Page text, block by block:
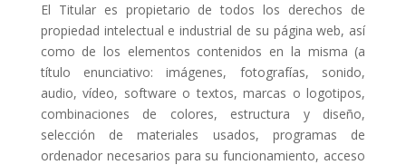
El Titular es propietario de todos los derechos de
propiedad intelectual e industrial de su página web, así
como de los elementos contenidos en la misma (a
título enunciativo: imágenes, fotografías, sonido,
audio, vídeo, software o textos, marcas o logotipos,
combinaciones de colores, estructura y diseño,
selección de materiales usados, programas de
ordenador necesarios para su funcionamiento, acceso